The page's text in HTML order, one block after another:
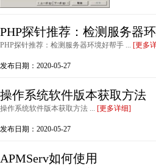
PHP探针推荐：检测服务器
PHP探针推荐：检测服务器环境好帮手 ... [更多
发布日期：2020-05-27
操作系统软件版本获取方法
操作系统软件版本获取方法 ... [更多详细]
发布日期：2020-05-27
APMServ如何使用